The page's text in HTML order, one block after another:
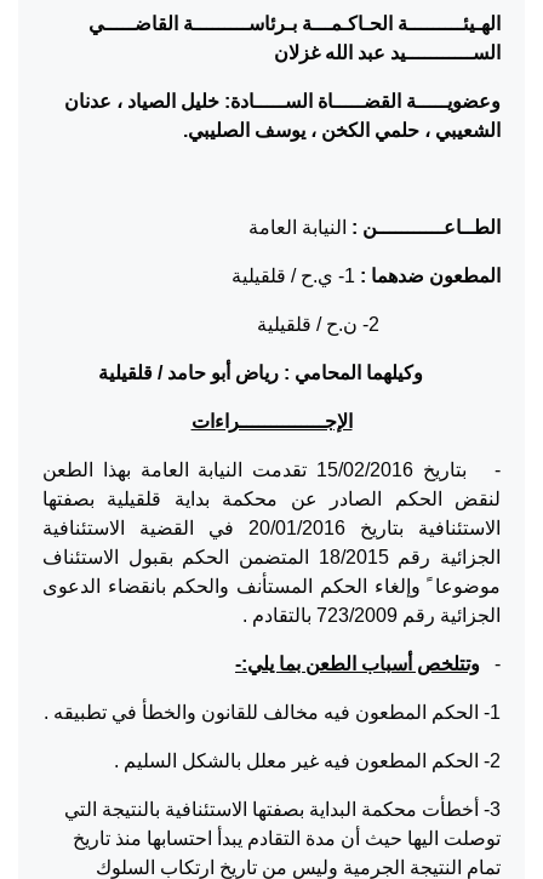
الهـيئـــــــــة الحـاكـمـــة بـرئاســـــــــة القاضـــــي
الســـــــــــيد عبد الله غزلان
وعضويـــــة القضـــــاة الســـــادة: خليل الصياد ، عدنان
الشعيبي ، حلمي الكخن ، يوسف الصليبي.
الطــاعـــــــــــن : النيابة العامة
المطعون ضدهما : 1- ي.ح / قلقيلية
وكيلهما المحامي : رياض أبو حامد / قلقيلية
الإجــــــــــــــراءات
- بتاريخ 15/02/2016 تقدمت النيابة العامة بهذا الطعن
لنقض الحكم الصادر عن محكمة بداية قلقيلية بصفتها
الاستئنافية بتاريخ 20/01/2016 في القضية الاستئنافية
الجزائية رقم 18/2015 المتضمن الحكم بقبول الاستئناف
موضوعا ً وإلغاء الحكم المستأنف والحكم بانقضاء الدعوى
الجزائية رقم 723/2009 بالتقادم .
- وتتلخص أسباب الطعن بما يلي:-
1- الحكم المطعون فيه مخالف للقانون والخطأ في تطبيقه .
2- الحكم المطعون فيه غير معلل بالشكل السليم .
3- أخطأت محكمة البداية بصفتها الاستئنافية بالنتيجة التي
توصلت اليها حيث أن مدة التقادم يبدأ احتسابها منذ تاريخ
تمام النتيجة الجرمية وليس من تاريخ ارتكاب السلوك